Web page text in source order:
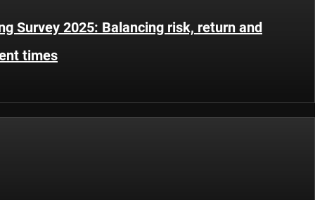
Survey 2025: Balancing risk, return and
times